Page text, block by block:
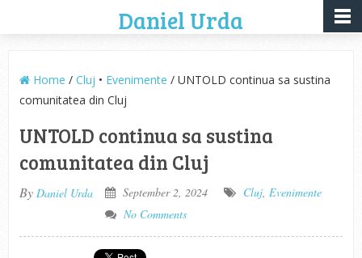
Daniel Urda
Home / Cluj • Evenimente / UNTOLD continua sa sustina
comunitatea din Cluj
UNTOLD continua sa sustina
comunitatea din Cluj
By Daniel Urda September 2, 2024 Cluj, Evenimente
No Comments